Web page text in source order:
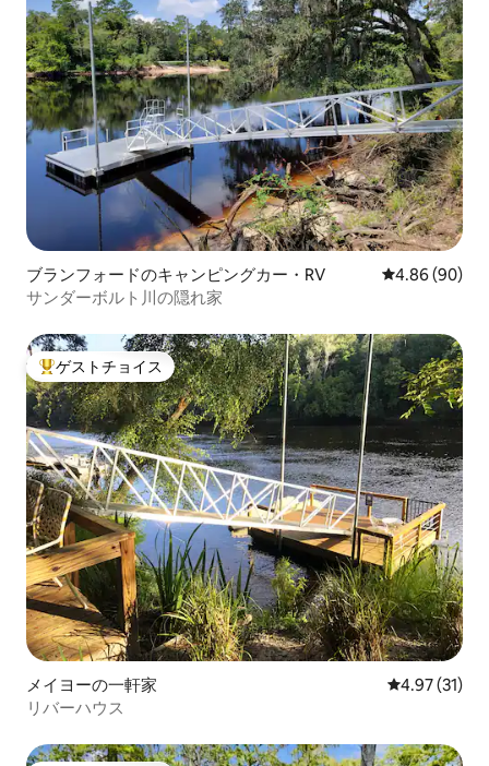
ブランフォードのキャンピングカー・RV レビュー90件
4.86 (90)
サンダーボルト川の隠れ家
大好評のゲストチョイスです。
ゲストチョイス
メイヨーの一軒家 レビュー31
4.97 (31)
リバーハウス